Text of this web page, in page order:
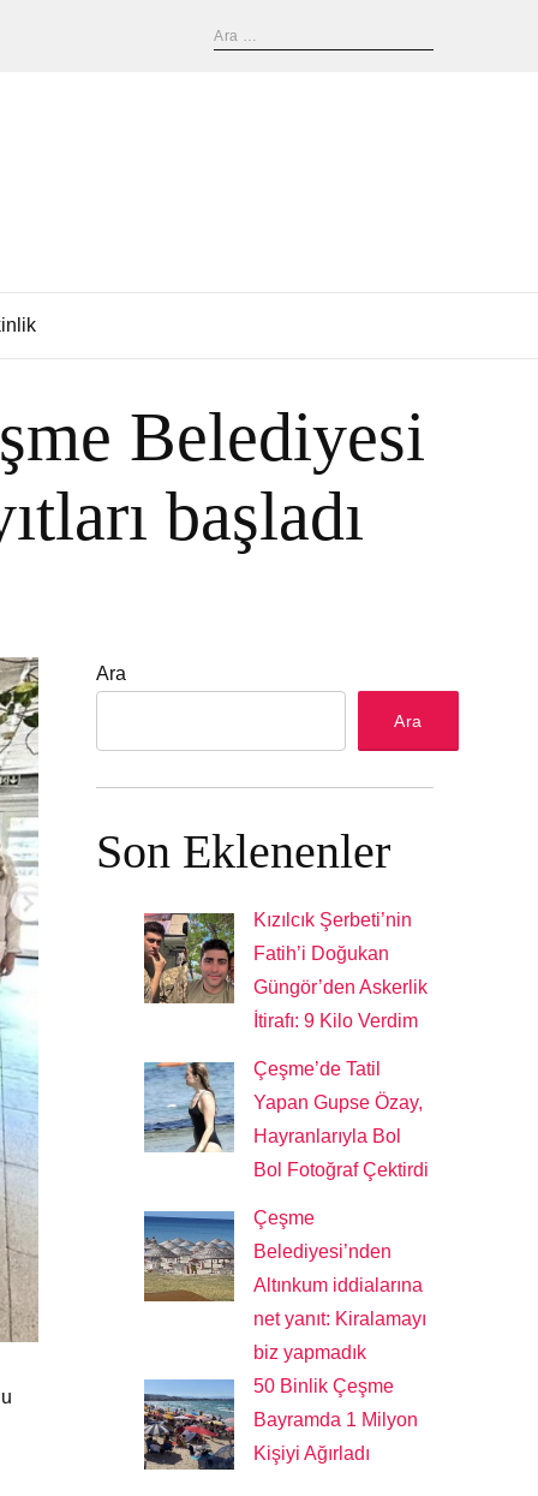
Belediyesi
başladı
Ara
Ara
Son Eklenenler
Kızılcık Şerbeti’nin
Fatih’i Doğukan
Güngör’den Askerlik
İtirafı: 9 Kilo Verdim
Çeşme’de Tatil
Yapan Gupse Özay,
Hayranlarıyla Bol
Bol Fotoğraf Çektirdi
Çeşme
Belediyesi’nden
Altınkum iddialarına
net yanıt: Kiralamayı
biz yapmadık
50 Binlik Çeşme
Bayramda 1 Milyon
Kişiyi Ağırladı